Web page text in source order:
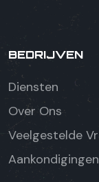
BEDRIJVEN
Diensten
Over Ons
Veelgestelde
Aankondigingen